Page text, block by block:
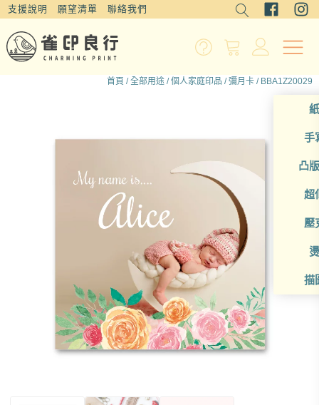
支援說明 願望清單 聯絡我們
手
凸
超
壓
描
首頁 /全部用途 /個人家庭印品 /彌月卡 / BBA1Z20029